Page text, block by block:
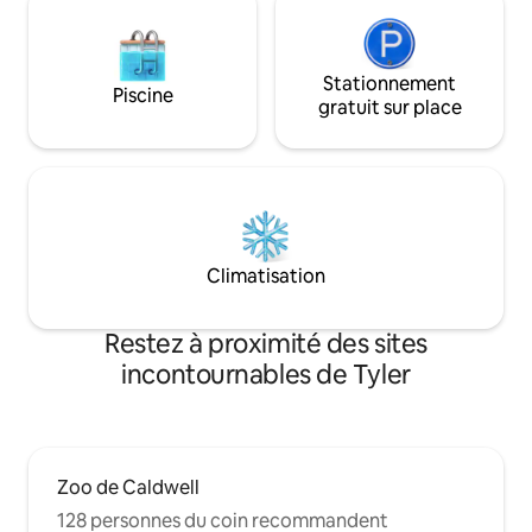
Piscine
Stationnement
gratuit sur place
Climatisation
Restez à proximité des sites
incontournables de Tyler
Zoo de Caldwell
128 personnes du coin recommandent